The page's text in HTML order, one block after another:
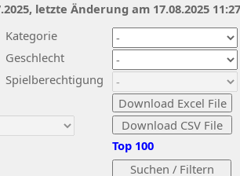
Kategorie
Geschlecht
Spielberechtigung
Top 100
letzte Änderung am 17.08.2025